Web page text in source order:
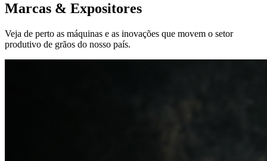
Marcas & Expositores
Veja de perto as máquinas e as inovações que movem o setor
produtivo de grãos do nosso país.